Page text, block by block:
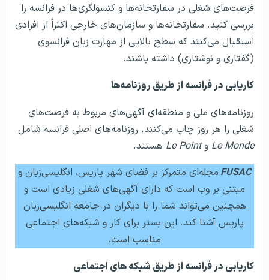
فرصت‌های شغلی در سفارتخانه‌ها و کنسولگری‌ها در فرانسه را
بررسی کنید. سفارتخانه‌ها و سازمان‌های خارجی اکثراً از افرادی
استقبال می‌کنند که سطح بالایی از مهارت زبان فرانسوی
(گفتاری و نوشتاری) داشته باشند.
کاریابی در فرانسه از طریق روزنامه‌ها
روزنامه‌های ملی و منطقه‌ای آگهی‌های مربوط به فرصت‌های
شغلی را هر روز چاپ می‌کنند. روزنامه‌های اصلی فرانسه شامل
Le Monde وLe Point هستند.
FUSAC مجله‌ای متمرکز بر فضای شهر پاریس، انگلیسی‌زبان و
مبتنی بر وب است که دارای آگهی‌های شغلی زیادی است و
همچنین می‌تواند شما را با دیگران در جامعه انگلیسی‌زبان
پاریس آشنا کند. این بستر برای کار و شبکه‌های اجتماعی
مناسب است.
کاریابی در فرانسه از طریق شبکه های اجتماعی